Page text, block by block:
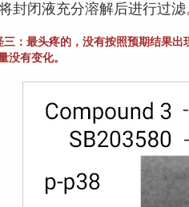
闭液充分溶解后进行过滤
三：最头疼的，没有按照预期结果
没有变化。